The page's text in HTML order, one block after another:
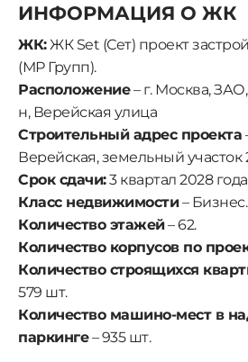
ИНФОРМАЦИЯ О ЖК
ЖК:ЖК Set (Сeт) проект
(МР Групп).
Расположение– г. Москва,
н, Верейская улица
Строительный адрес проекта
Верейская, земельный участок
Срок сдачи:3 квартал 2028
Класс недвижимости– Бизнес.
Количество этажей– 62.
Количество корпусов по
Количество строящихся
579 шт.
Количество машино-мест в
паркинге– 935 шт.